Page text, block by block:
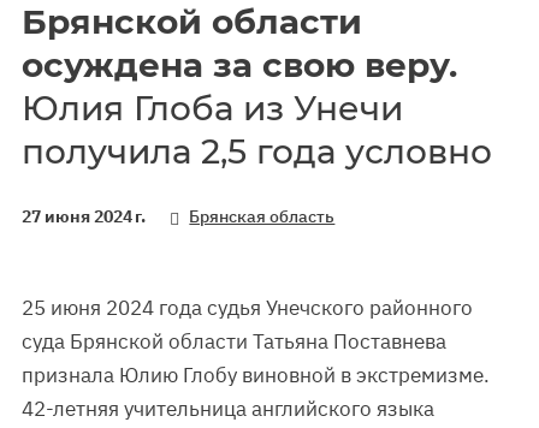
Брянской области
осуждена за свою веру.
Юлия Глоба из Унечи
получила 2,5 года условно
27 июня 2024 г. Брянская область
25 июня 2024 года судья Унечского районного
суда Брянской области Татьяна Поставнева
признала Юлию Глобу виновной в экстремизме.
42-летняя учительница английского языка